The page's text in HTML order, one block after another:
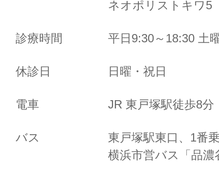
ネオポリストキワ
診療時間 平日9:30～18:30 土
休診日 日曜・祝日
電車 JR 東戸塚駅徒歩8
バス
東戸塚駅東口、1番
横浜市営バス「品